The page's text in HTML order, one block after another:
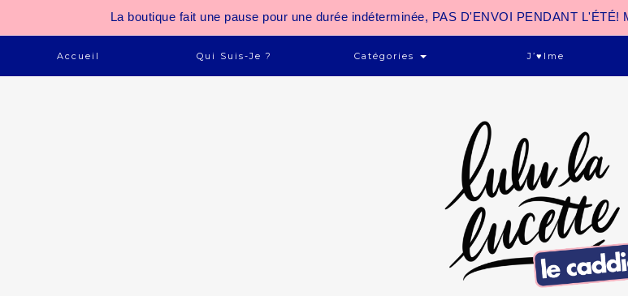
La boutique fait une pause pour une durée indéterminée, PAS D'ENVOI PENDANT
Accueil Qui Suis-Je ? Catégories J’♥ime